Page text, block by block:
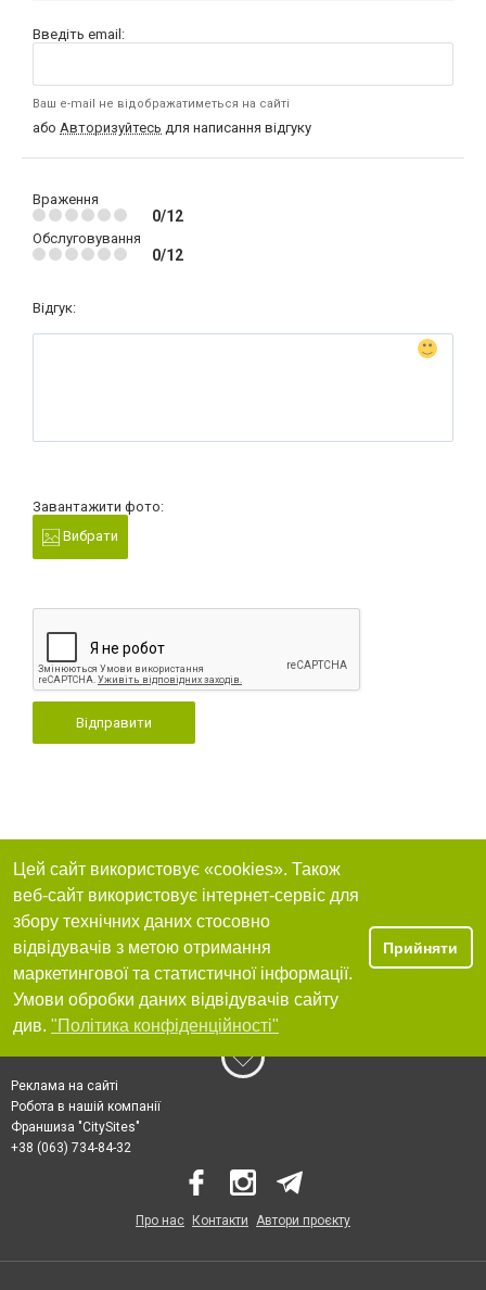
Введіть email:
Ваш e-mail не відображатиметься на сайті
або Авторизуйтесь для написання відгуку
Враження
0/12
Обслуговування
0/12
Відгук:
Завантажити фото:
Вибрати
Відправити
Цей сайт використовує «cookies». Також
веб-сайт використовує інтернет-сервіс для
збору технічних даних стосовно
відвідувачів з метою отримання
маркетингової та статистичної інформації.
Умови обробки даних відвідувачів сайту
див. "Політика конфіденційності"
Прийняти
Реклама на сайті
Робота в нашій компанії
Франшиза "CitySites"
+38 (063) 734-84-32
Про нас Контакти Автори проєкту